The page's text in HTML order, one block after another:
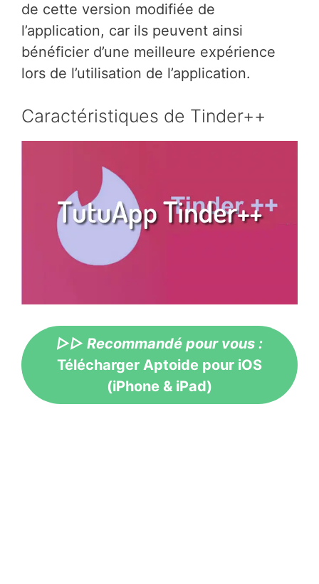
de cette version modifiée de
l’application, car ils peuvent ainsi
bénéficier d’une meilleure expérience
lors de l’utilisation de l’application.
Caractéristiques de Tinder++
▷▷ Recommandé pour vous :
Télécharger Aptoide pour iOS
(iPhone & iPad)